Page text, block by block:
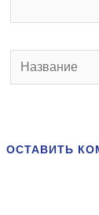
Название